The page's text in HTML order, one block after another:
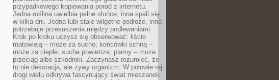
przypadkowego kopiowania porad z internetu.
Jedna roślina uwielbia pełne słońce, inna spali się
w kilka dni. Jedna lubi stale wilgotne podłoże, inna
potrzebuje przesuszenia między podlewaniami.
Krok po kroku uczysz się obserwować: liście
matowieją – może za sucho; końcówki schną –
może za ciepłe, suche powietrze; plamy – może
przeciąg albo szkodniki. Zaczynasz rozumieć, że
to nie dekoracja, ale żywy organizm. W połowie tej
drogi wielu odkrywa fascynujący świat mieszanek